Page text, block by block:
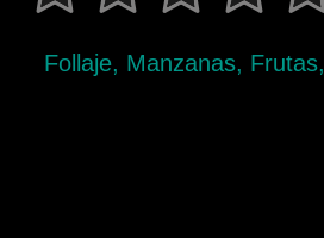
Follaje, Manzanas, Frutas,